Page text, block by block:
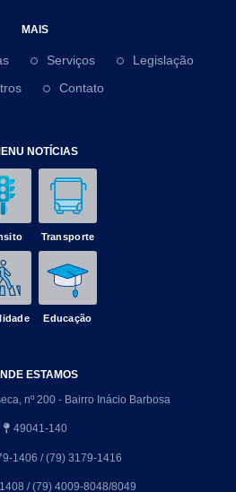
MAIS
Serviços
Legislação
Contato
NOTÍCIAS
Transporte
Educação
ESTAMOS
nº 200 - Bairro Inácio Barbosa
49041-140
1406 / (79) 3179-1416
/ (79) 4009-8048/8049